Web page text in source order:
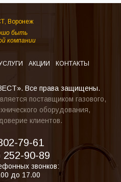
быть
компании
АКЦИИ КОНТАКТЫ
Все права защищены.
поставщиком газового,
оборудования,
клиентов.
79-61
252-90-89
звонков:
до 17.00